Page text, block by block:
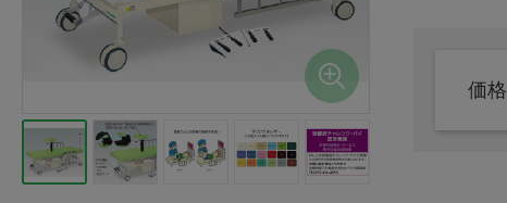
プレゼント用品
介護用品
価格：ログイン後表示
価格